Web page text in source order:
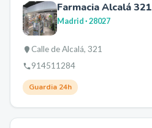
Farmacia Alcalá 321
Madrid· 28027
Calle de Alcalá, 321
914511284
Guardia 24h